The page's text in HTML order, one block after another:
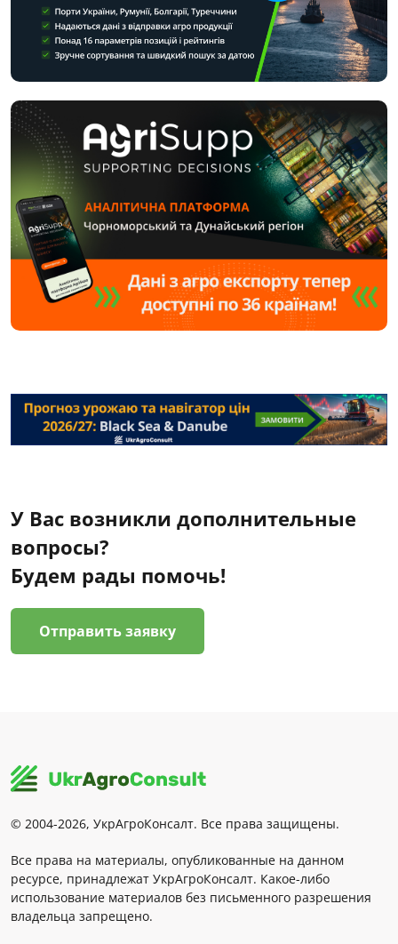
У Вас возникли дополнительные
вопросы?
Будем рады помочь!
Отправить заявку
© 2004-2026, УкрАгроКонсалт. Все права защищены.
Все права на материалы, опубликованные на данном
ресурсе, принадлежат УкрАгроКонсалт. Какое-либо
использование материалов без письменного разрешения
владельца запрещено.